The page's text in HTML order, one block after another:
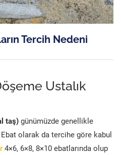
Tercih Nedeni
Ustalık
taş) günümüzde genellikle
olarak da tercihe göre kabul
4×6, 6×8, 8×10 ebatlarında olup